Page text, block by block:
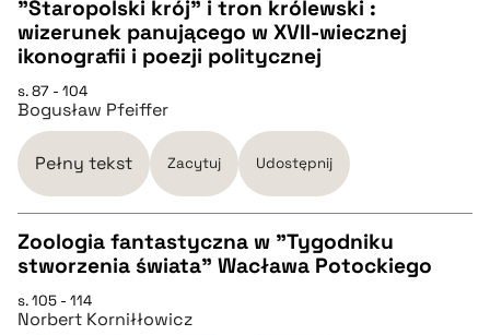
pobierz cytat
CZYSTY TEKST
pobierz cytat
BIBTEX
pobierz cytat
"Staropolski krój" i tron królewski :
wizerunek panującego w XVII-wiecznej
ikonografii i poezji politycznej
s. 87 - 104
Bogusław Pfeiffer
Pełny tekst Zacytuj Udostępnij
Zoologia fantastyczna w "Tygodniku
stworzenia świata" Wacława Potockiego
s. 105 - 114
Norbert Korniłłowicz